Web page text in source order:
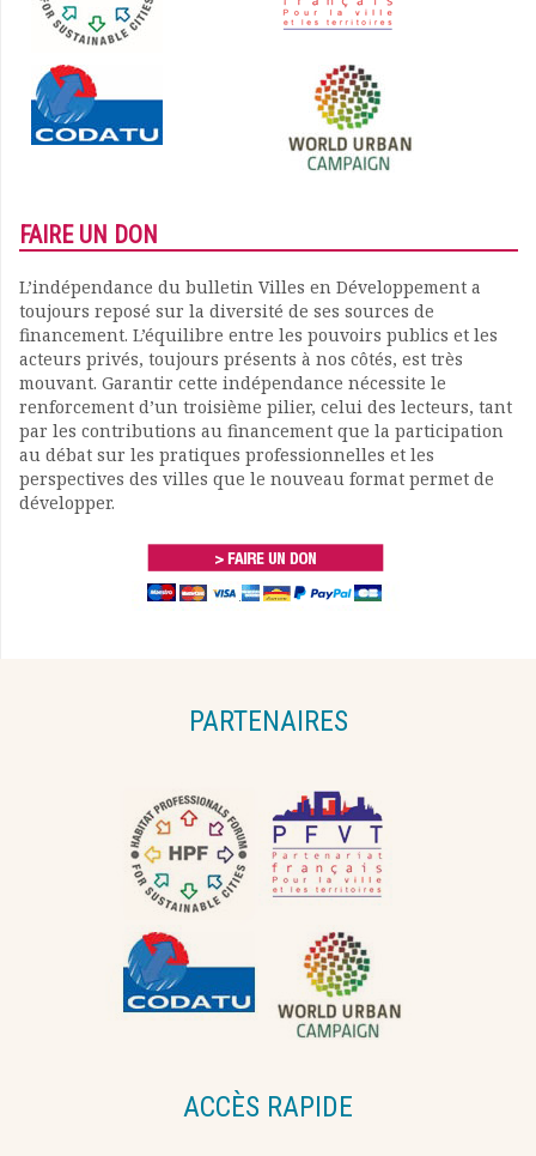
FAIRE UN DON
L’indépendance du bulletin Villes en Développement a
toujours reposé sur la diversité de ses sources de
financement. L’équilibre entre les pouvoirs publics et les
acteurs privés, toujours présents à nos côtés, est très
mouvant. Garantir cette indépendance nécessite le
renforcement d’un troisième pilier, celui des lecteurs, tant
par les contributions au financement que la participation
au débat sur les pratiques professionnelles et les
perspectives des villes que le nouveau format permet de
développer.
PARTENAIRES
ACCÈS RAPIDE